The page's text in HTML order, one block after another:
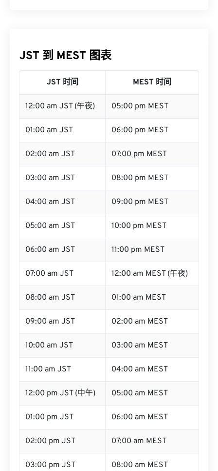
JST 到 MEST 图表
JST 时间 MEST 时间
12:00 am JST (午夜) 05:00 pm MEST
01:00 am JST 06:00 pm MEST
02:00 am JST 07:00 pm MEST
03:00 am JST 08:00 pm MEST
04:00 am JST 09:00 pm MEST
05:00 am JST 10:00 pm MEST
06:00 am JST 11:00 pm MEST
07:00 am JST 12:00 am MEST (午夜)
08:00 am JST 01:00 am MEST
09:00 am JST 02:00 am MEST
10:00 am JST 03:00 am MEST
11:00 am JST 04:00 am MEST
12:00 pm JST (中午) 05:00 am MEST
01:00 pm JST 06:00 am MEST
02:00 pm JST 07:00 am MEST
03:00 pm JST 08:00 am MEST